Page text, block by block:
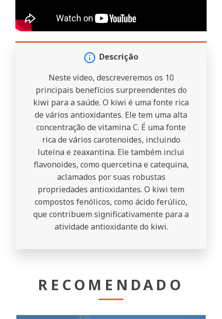
Descrição
Neste vídeo, descreveremos os 10
principais benefícios surpreendentes do
kiwi para a saúde. O kiwi é uma fonte rica
de vários antioxidantes. Ele tem uma alta
concentração de vitamina C. É uma fonte
rica de vários carotenoides, incluindo
luteína e zeaxantina. Ele também inclui
flavonoides, como quercetina e catequina,
aclamados por suas robustas
propriedades antioxidantes. O kiwi tem
compostos fenólicos, como ácido ferúlico,
que contribuem significativamente para a
atividade antioxidante do kiwi.
RECOMENDADO